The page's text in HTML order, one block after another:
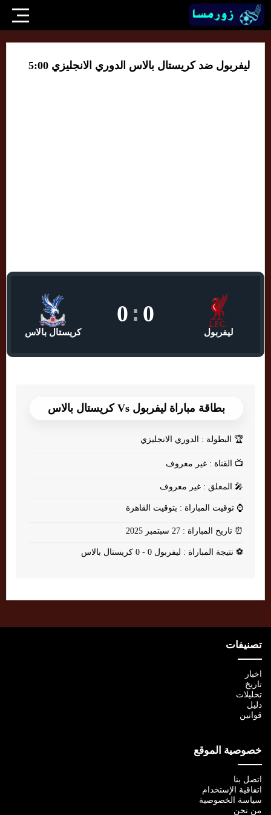
ليفربول ضد كريستال بالاس الدوري الانجليزي 5:00
ليفربول
0
:
0
كريستال بالاس
بطاقة مباراة ليفربول Vs كريستال بالاس
🏆 البطولة : الدوري الانجليزي
📺 القناة : غير معروف
🎤 المعلق : غير معروف
⌚ توقيت المباراة : بتوقيت القاهرة
⏰ تاريخ المباراة : 27 سبتمبر 2025
⚽ نتيجة المباراة : ليفربول 0 - 0 كريستال بالاس
تصنيفات
اخبار
تاريخ
تحليلات
دليل
قوانين
خصوصية الموقع
اتصل بنا
اتفاقية الإستخدام
سياسة الخصوصية
من نحن